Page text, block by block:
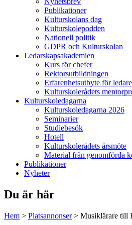
Publikationer
Kulturskolans dag
Kulturskolepodden
Nationell politik
GDPR och Kulturskolan
Ledarskapsakademien
Kurs för chefer
Rektorsutbildningen
Erfarenhetsutbyte för ledare
Kulturskolerådets
Kulturskoledagarna
Kulturskoledagarna 2026
Seminarier
Studiebesök
Hotell
Kulturskolerådets årsmöte
Material från genomförda
Publikationer
Nyheter
Du är här
Hem > Platsannonser> Musiklärare till